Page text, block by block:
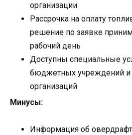
организации
Рассрочка на оплату
решение по заявке
рабочий день
Доступны специальные
бюджетных учреждений и
организаций
Минусы:
Информация об